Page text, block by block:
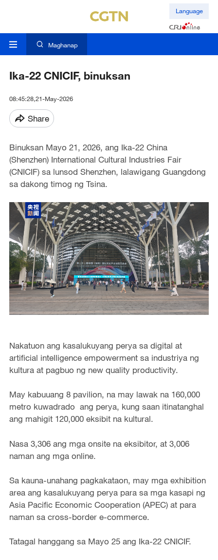
Language
Maghanap
Ika-22 CNICIF, binuksan
08:45:28,21-May-2026
Share
Binuksan Mayo 21, 2026, ang Ika-22 China
(Shenzhen) International Cultural Industries Fair
(CNICIF) sa lunsod Shenzhen, lalawigang Guangdong
sa dakong timog ng Tsina.
Nakatuon ang kasalukuyang perya sa digital at
artificial intelligence empowerment sa industriya ng
kultura at pagbuo ng new quality productivity.
May kabuuang 8 pavilion, na may lawak na 160,000
metro kuwadrado ang perya, kung saan itinatanghal
ang mahigit 120,000 eksibit na kultural.
Nasa 3,306 ang mga onsite na eksibitor, at 3,006
naman ang mga online.
Sa kauna-unahang pagkakataon, may mga exhibition
area ang kasalukuyang perya para sa mga kasapi ng
Asia Pacific Economic Cooperation (APEC) at para
naman sa cross-border e-commerce.
Tatagal hanggang sa Mayo 25 ang Ika-22 CNICIF.